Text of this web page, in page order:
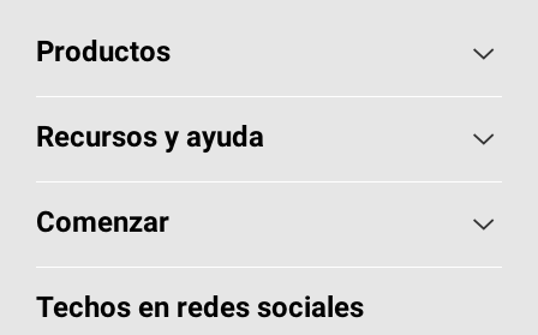
Productos
Elija sus tejas
Encuentre un contratista
Componentes para techos
Recursos y ayuda
Aspectos básicos sobre techos
Herramientas de diseño y color
Comenzar
Llame al 1-800-GET-PINK®
Techos en redes sociales